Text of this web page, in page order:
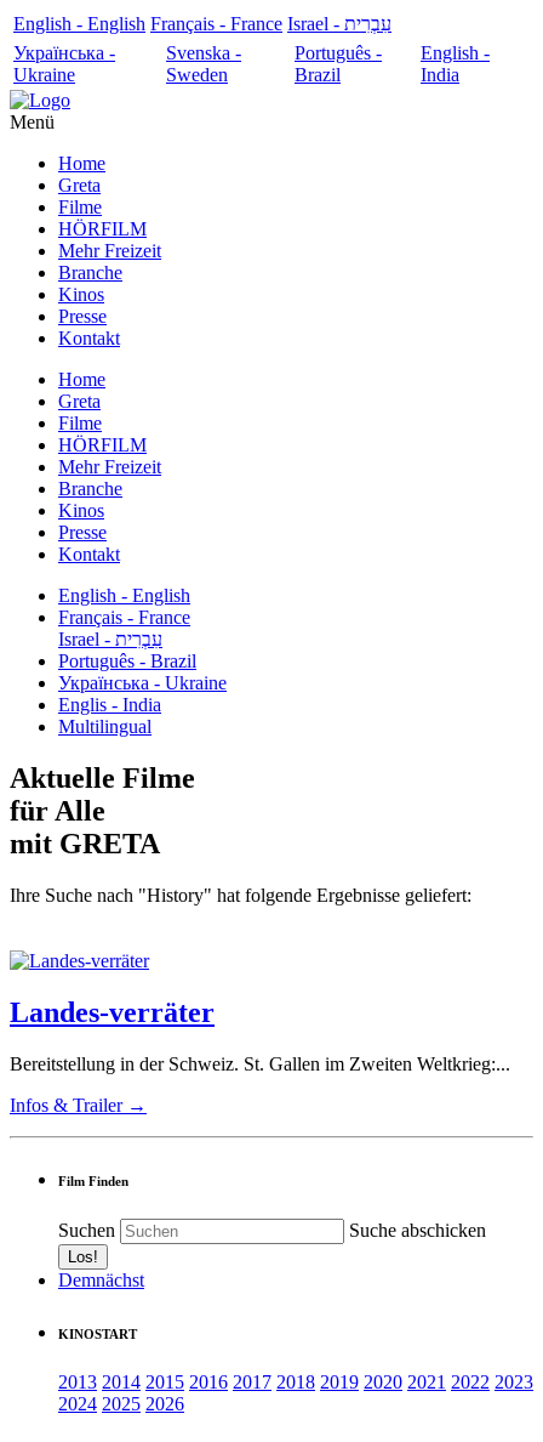
English - English Français - France
עִבְרִית - Israel
Українська -
Ukraine
Svenska -
Sweden
Português -
Brazil
English -
India
Menü
Home
Greta
Filme
HÖRFILM
Mehr Freizeit
Branche
Kinos
Presse
Kontakt
Home
Greta
Filme
HÖRFILM
Mehr Freizeit
Branche
Kinos
Presse
Kontakt
English - English
Français - France
עִבְרִית - Israel
Português - Brazil
Українська - Ukraine
Englis - India
Multilingual
Aktuelle Filme
für Alle
mit GRETA
Ihre Suche nach "History" hat folgende Ergebnisse geliefert:
Landes-verräter
Bereitstellung in der Schweiz. St. Gallen im Zweiten Weltkrieg:...
Infos & Trailer →
Film Finden
Suchen Suche abschicken
Demnächst
KINOSTART
2013 2014 2015 2016 2017 2018 2019 2020 2021 2022 2023
2024 2025 2026